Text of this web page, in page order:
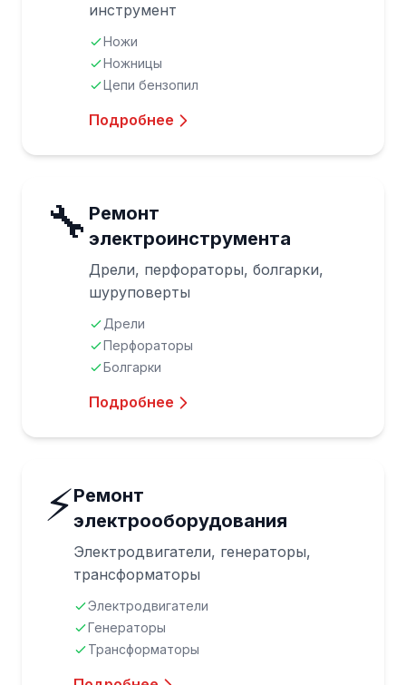
инструмент
Ножи
Ножницы
Цепи бензопил
Подробнее
🔧 Ремонт
электроинструмента
Дрели, перфораторы, болгарки,
шуруповерты
Дрели
Перфораторы
Болгарки
Подробнее
⚡Ремонт
электрооборудования
Электродвигатели, генераторы,
трансформаторы
Электродвигатели
Генераторы
Трансформаторы